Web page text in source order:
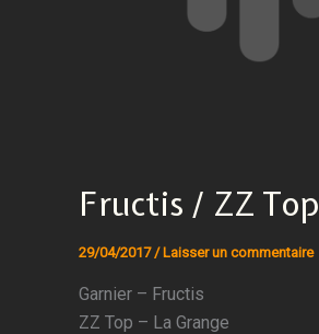
Fructis / ZZ Top
29/04/2017/ Laisser un commentaire
Garnier – Fructis
ZZ Top – La Grange